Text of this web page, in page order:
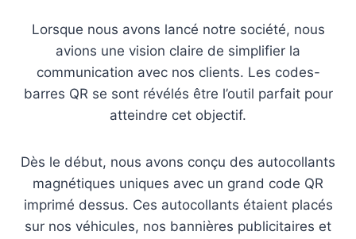
Lorsque nous avons lancé notre société, nous
avions une vision claire de simplifier la
communication avec nos clients. Les codes-
barres QR se sont révélés être l’outil parfait pour
atteindre cet objectif.
Dès le début, nous avons conçu des autocollants
magnétiques uniques avec un grand code QR
imprimé dessus. Ces autocollants étaient placés
sur nos véhicules, nos bannières publicitaires et